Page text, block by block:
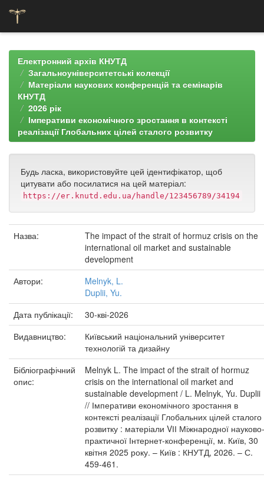
navigationЕлектронний архів КНУТД
Загальноуніверситетські колекції
Матеріали наукових конференцій та семінарів
КНУТД
2026 рік
Імперативи економічного зростання в контексті
реалізації Глобальних цілей сталого розвитку
Будь ласка, використовуйте цей ідентифікатор, щоб
цитувати або посилатися на цей матеріал:
https://er.knutd.edu.ua/handle/123456789/34194
Назва:
The impact of the strait of hormuz crisis on the
international oil market and sustainable
development
Автори:
Melnyk, L.
Duplii, Yu.
Дата публікації:
30-кві-2026
Видавництво:
Київський національний університет
технологій та дизайну
Бібліографічний
опис:
Melnyk L. The impact of the strait of hormuz
crisis on the international oil market and
sustainable development / L. Melnyk, Yu. Duplii
// Імперативи економічного зростання в
контексті реалізації Глобальних цілей сталого
розвитку : матеріали VІІ Міжнародної науково-
практичної Інтернет-конференції, м. Київ, 30
квітня 2025 року. – Київ : КНУТД, 2026. – С.
459-461.